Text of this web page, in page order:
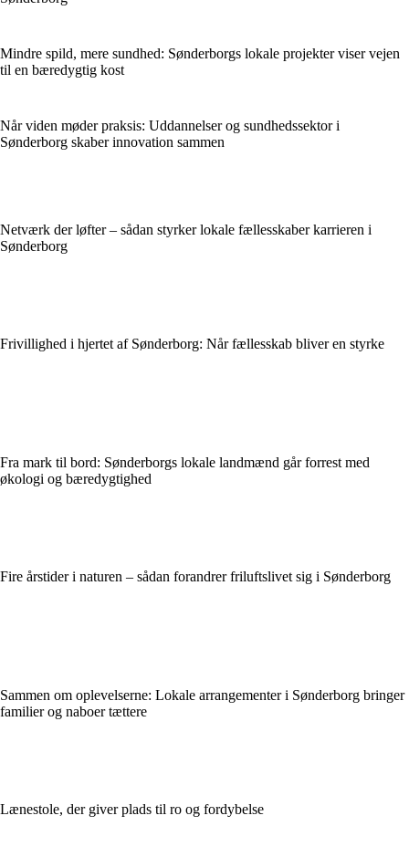
Mindre spild, mere sundhed: Sønderborgs lokale projekter viser vejen
til en bæredygtig kost
Når viden møder praksis: Uddannelser og sundhedssektor i
Sønderborg skaber innovation sammen
Netværk der løfter – sådan styrker lokale fællesskaber karrieren i
Sønderborg
Frivillighed i hjertet af Sønderborg: Når fællesskab bliver en styrke
Fra mark til bord: Sønderborgs lokale landmænd går forrest med
økologi og bæredygtighed
Fire årstider i naturen – sådan forandrer friluftslivet sig i Sønderborg
Sammen om oplevelserne: Lokale arrangementer i Sønderborg bringer
familier og naboer tættere
Lænestole, der giver plads til ro og fordybelse